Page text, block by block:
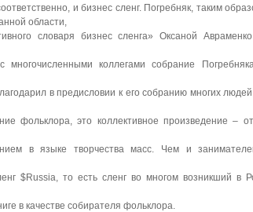
и бизнес сленг. Погребняк, таким
области,
словаря бизнес сленга» Оксаной
многочисленными коллегами собрание
в предисловии к его собранию многих
фольклора, это коллективное произведение –
в языке творчества масс. Чем и
$Russia, то есть сленг во многом возникший в
в качестве собирателя фольклора.